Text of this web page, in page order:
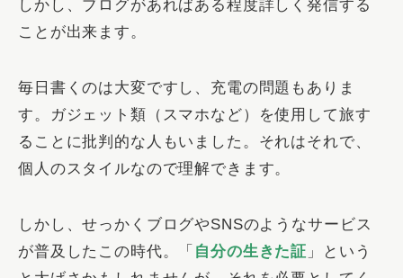
しかし、ブログがあればある程度詳しく発信する
ことが出来ます。
毎日書くのは大変ですし、充電の問題もありま
す。ガジェット類（スマホなど）を使用して旅す
ることに批判的な人もいました。それはそれで、
個人のスタイルなので理解できます。
しかし、せっかくブログやSNSのようなサービス
が普及したこの時代。「 自分の生きた証 」という